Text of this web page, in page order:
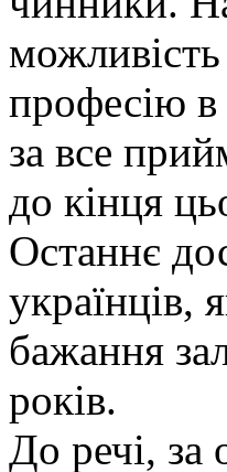
професію в
за все
до кінця
Останнє
українців,
бажання
років.
До речі, за